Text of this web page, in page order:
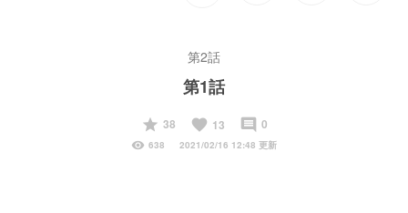
第2話
第1話
start
38 favorite 13 insert_comment 0
visibility 638 2021/02/16 12:48 更新